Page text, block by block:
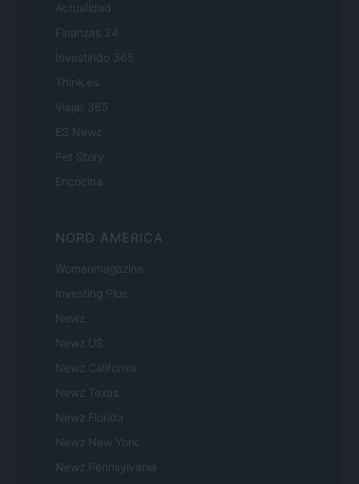
Actualidad
Finanzas 24
Investindo 365
Think.es
Viajar 365
ES Newz
Pet Story
Encocina
NORD AMERICA
Womanmagazine
Investing Plus
Newz
Newz US
Newz California
Newz Texas
Newz Florida
Newz New York
Newz Pennsylvania